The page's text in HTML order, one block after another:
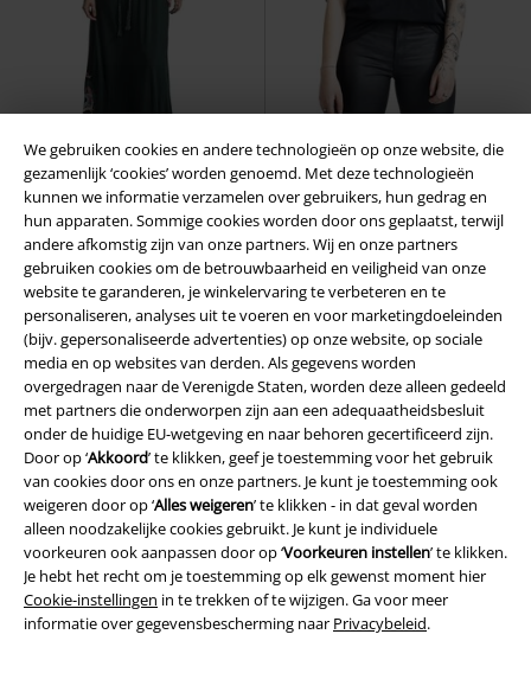
We gebruiken cookies en andere technologieën op onze website, die
gezamenlijk ‘cookies’ worden genoemd. Met deze technologieën
kunnen we informatie verzamelen over gebruikers, hun gedrag en
hun apparaten. Sommige cookies worden door ons geplaatst, terwijl
andere afkomstig zijn van onze partners. Wij en onze partners
gebruiken cookies om de betrouwbaarheid en veiligheid van onze
website te garanderen, je winkelervaring te verbeteren en te
personaliseren, analyses uit te voeren en voor marketingdoeleinden
(bijv. gepersonaliseerde advertenties) op onze website, op sociale
media en op websites van derden. Als gegevens worden
overgedragen naar de Verenigde Staten, worden deze alleen gedeeld
met partners die onderworpen zijn aan een adequaatheidsbesluit
onder de huidige EU-wetgeving en naar behoren gecertificeerd zijn.
Door op ‘Akkoord’ te klikken, geef je toestemming voor het gebruik
van cookies door ons en onze partners. Je kunt je toestemming ook
weigeren door op ‘Alles weigeren’ te klikken - in dat geval worden
alleen noodzakelijke cookies gebruikt. Je kunt je individuele
voorkeuren ook aanpassen door op ‘Voorkeuren instellen’ te klikken.
Je hebt het recht om je toestemming op elk gewenst moment hier
Cookie-instellingen in te trekken of te wijzigen. Ga voor meer
informatie over gegevensbescherming naar Privacybeleid.
-51%
Exclusief
Adviesprijs€ 32,99
€ 15,99
Maxi Dress RED by EMP
Maxi-
jurk
-40%
Exclusief
Adviesprijs€ 24,99
€ 14,99
T-shirt Gothicana by EMP
shirt